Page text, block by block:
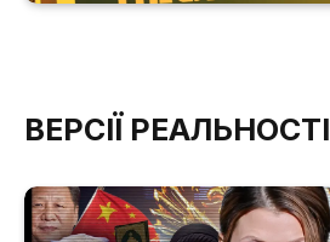
ВЕРСІЇ РЕАЛЬНОСТІ